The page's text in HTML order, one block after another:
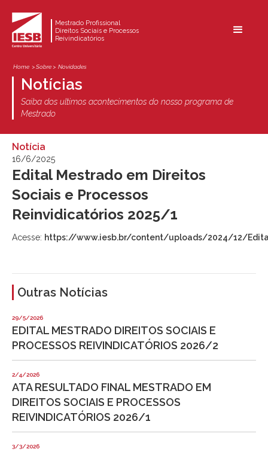
Mestrado Profissional
Direitos Sociais e Processos
Reivindicatórios
Home > Sobre > Novidades
Notícias
Saiba dos ultimos acontecimentos do nosso programa de
Mestrado
Notícia
16/6/2025
Edital Mestrado em Direitos
Sociais e Processos
Reinvidicatórios 2025/1
Acesse: https://www.iesb.br/content/uploads/2024/12/
Outras Notícias
29/5/2026
EDITAL MESTRADO DIREITOS SOCIAIS E
PROCESSOS REIVINDICATÓRIOS 2026/2
2/4/2026
ATA RESULTADO FINAL MESTRADO EM
DIREITOS SOCIAIS E PROCESSOS
REIVINDICATÓRIOS 2026/1
3/3/2026